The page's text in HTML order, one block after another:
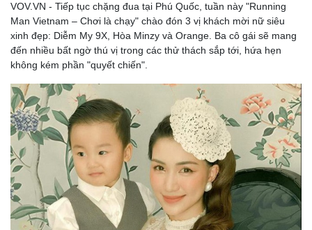
VOV.VN - Tiếp tục chặng đua tại Phú Quốc, tuần này "Running
Man Vietnam – Chơi là chạy" chào đón 3 vị khách mời nữ siêu
xinh đẹp: Diễm My 9X, Hòa Minzy và Orange. Ba cô gái sẽ mang
đến nhiều bất ngờ thú vị trong các thử thách sắp tới, hứa hẹn
không kém phần "quyết chiến".